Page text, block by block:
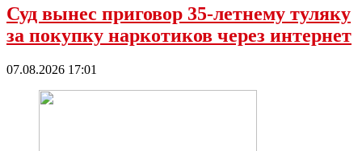
Суд вынес приговор 35-летнему туляку
за покупку наркотиков через интернет
07.08.2026 17:01